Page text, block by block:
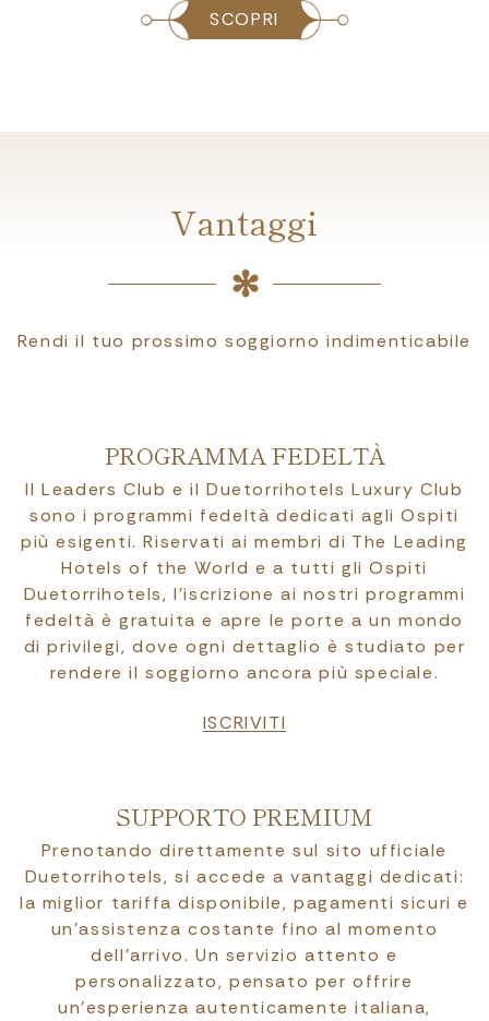
SCOPRI
Vantaggi
Rendi il tuo prossimo soggiorno indimenticabile
PROGRAMMA FEDELTÀ
Il Leaders Club e il Duetorrihotels Luxury Club
sono i programmi fedeltà dedicati agli Ospiti
più esigenti. Riservati ai membri di The Leading
Hotels of the World e a tutti gli Ospiti
Duetorrihotels, l’iscrizione ai nostri programmi
fedeltà è gratuita e apre le porte a un mondo
di privilegi, dove ogni dettaglio è studiato per
rendere il soggiorno ancora più speciale.
ISCRIVITI
SUPPORTO PREMIUM
Prenotando direttamente sul sito ufficiale
Duetorrihotels, si accede a vantaggi dedicati:
la miglior tariffa disponibile, pagamenti sicuri e
un’assistenza costante fino al momento
dell’arrivo. Un servizio attento e
personalizzato, pensato per offrire
un’esperienza autenticamente italiana,